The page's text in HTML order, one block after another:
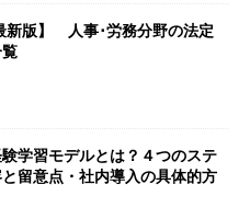
新版】 人事･労務分野の法定
学習モデルとは？４つのステ
留意点・社内導入の具体的方